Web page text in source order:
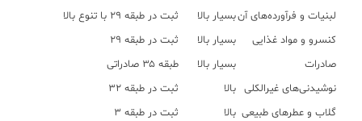
لبنیات و فرآورده‌های آنبسیار بالا
ثبت در طبقه ۲۹ با تنوع بالا
کنسرو و مواد غذایی
بسیار بالا
ثبت در طبقه ۲۹
صادرات
بسیار بالا
طبقه ۳۵ صادراتی
نوشیدنی‌های غیرالکلی بالا
ثبت در طبقه ۳۲
گلاب و عطرهای طبیعی بالا
ثبت در طبقه ۳